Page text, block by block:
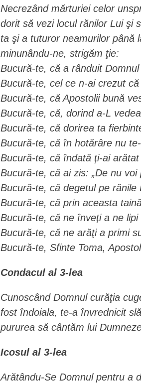
Necrezând mărturiei celor
dorit să vezi locul rănilor Lui şi
ta şi a tuturor neamurilor până
minunându-ne, strigăm ţie:
Bucură-te, că a rânduit
Bucură-te, cel ce n-ai crezut
Bucură-te, că Apostolii bună
Bucură-te, că, dorind a-L
Bucură-te, că dorirea ta
Bucură-te, că în hotărâre nu
Bucură-te, că îndată ţi-ai
Bucură-te, că ai zis: „De nu
Bucură-te, că degetul pe rănile
Bucură-te, că prin aceasta
Bucură-te, că ne înveţi a ne
Bucură-te, că ne arăţi a primi
Bucură-te, Sfinte Toma,
Condacul al 3-lea
Cunoscând Domnul curăţia
fost îndoiala, te-a învrednicit
pururea să cântăm lui
Icosul al 3-lea
Arătându-Se Domnul pentru a